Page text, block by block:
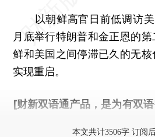
以朝鲜高官日前低调访美
月底举行特朗普和金正恩的
鲜和美国之间停滞已久的无
实现重启。
[财新双语通产品，是为有双
本文共计3506字 订阅